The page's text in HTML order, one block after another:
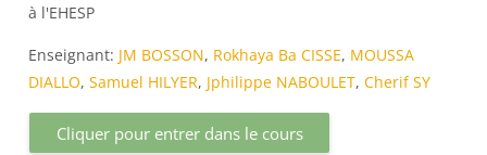
à l'EHESP
Enseignant: JM BOSSON, Rokhaya Ba CISSE, MOUSSA
DIALLO, Samuel HILYER, Jphilippe NABOULET, Cherif SY
Cliquer pour entrer dans le cours